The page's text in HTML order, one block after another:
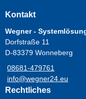
Kontakt
Wegner -
Dorfstraße 11
D-83379 Wonneberg
08681-479761
info@wegner24.eu
Rechtliches